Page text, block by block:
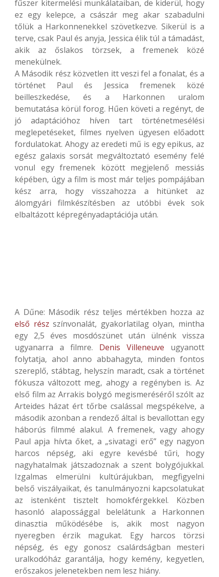
fűszer kitermelési munkálataiban, de kiderül, hogy
ez egy kelepce, a császár meg akar szabadulni
tőlük a Harkonnenekkel szövetkezve. Sikerül is a
terve, csak Paul és anyja, Jessica élik túl a támadást,
akik az őslakos törzsek, a fremenek közé
menekülnek.
A Második rész közvetlen itt veszi fel a fonalat, és a
történet Paul és Jessica fremenek közé
beilleszkedése, és a Harkonnen uralom
bemutatása körül forog. Hűen követi a regényt, de
jó adaptációhoz híven tart történetmesélési
meglepetéseket, filmes nyelven ügyesen előadott
fordulatokat. Ahogy az eredeti mű is egy epikus, az
egész galaxis sorsát megváltoztató esemény felé
vonul egy fremenek között megjelenő messiás
képében, úgy a film is most már teljes pompájában
kész arra, hogy visszahozza a hitünket az
álomgyári filmkészítésben az utóbbi évek sok
elbaltázott képregényadaptációja után.
A Dűne: Második rész teljes mértékben hozza az
első rész színvonalát, gyakorlatilag olyan, mintha
egy 2,5 éves mosdószünet után ülnénk vissza
ugyanarra a filmre. Denis Villeneuve ugyanott
folytatja, ahol anno abbahagyta, minden fontos
szereplő, stábtag, helyszín maradt, csak a történet
fókusza változott meg, ahogy a regényben is. Az
első film az Arrakis bolygó megismeréséről szólt az
Arteides házat ért tőrbe csalással megspékelve, a
második azonban a rendező által is bevallottan egy
háborús filmmé alakul. A fremenek, vagy ahogy
Paul apja hívta őket, a „sivatagi erő” egy nagyon
harcos népség, aki egyre kevésbé tűri, hogy
nagyhatalmak játszadoznak a szent bolygójukkal.
Izgalmas elmerülni kultúrájukban, megfigyelni
belső viszályaikat, és tanulmányozni kapcsolatukat
az istenként tisztelt homokférgekkel. Közben
hasonló alapossággal belelátunk a Harkonnen
dinasztia működésébe is, akik most nagyon
nyeregben érzik magukat. Egy harcos törzsi
népség, és egy gonosz csalárdságban mesteri
uralkodóház garantálja, hogy kemény, kegyetlen,
erőszakos jelenetekben nem lesz hiány.